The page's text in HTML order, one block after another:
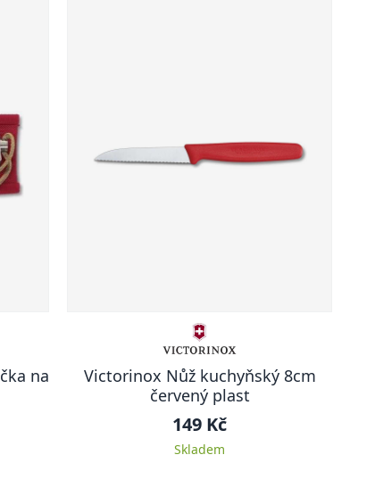
na
Victorinox Nůž kuchyňský 8cm
červený plast
149 Kč
Skladem